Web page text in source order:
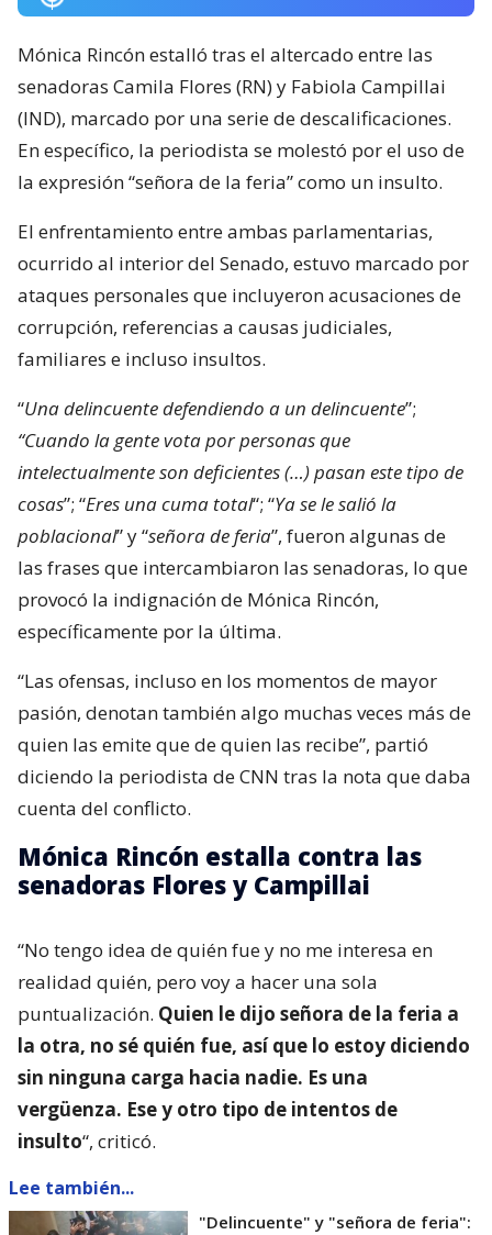
Mónica Rincón estalló tras el altercado entre las
senadoras Camila Flores (RN) y Fabiola Campillai
(IND), marcado por una serie de descalificaciones.
En específico, la periodista se molestó por el uso de
la expresión “señora de la feria” como un insulto.
El enfrentamiento entre ambas parlamentarias,
ocurrido al interior del Senado, estuvo marcado por
ataques personales que incluyeron acusaciones de
corrupción, referencias a causas judiciales,
familiares e incluso insultos.
“Una delincuente defendiendo a un delincuente”;
“Cuando la gente vota por personas que
intelectualmente son deficientes (…) pasan este tipo de
cosas”; “Eres una cuma total“; “Ya se le salió la
poblacional” y “señora de feria”, fueron algunas de
las frases que intercambiaron las senadoras, lo que
provocó la indignación de Mónica Rincón,
específicamente por la última.
“Las ofensas, incluso en los momentos de mayor
pasión, denotan también algo muchas veces más de
quien las emite que de quien las recibe”, partió
diciendo la periodista de CNN tras la nota que daba
cuenta del conflicto.
Mónica Rincón estalla contra las
senadoras Flores y Campillai
“No tengo idea de quién fue y no me interesa en
realidad quién, pero voy a hacer una sola
puntualización. Quien le dijo señora de la feria a
la otra, no sé quién fue, así que lo estoy diciendo
sin ninguna carga hacia nadie. Es una
vergüenza. Ese y otro tipo de intentos de
insulto“, criticó.
Lee también...
"Delincuente" y "señora de feria":